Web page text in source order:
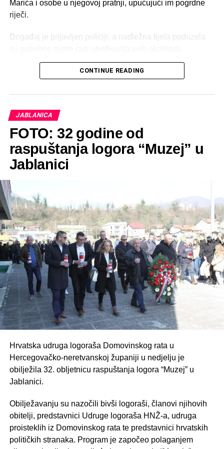
Marića i osobe u njegovoj pratnji, upućujući im pogrdne
riječi.
Događaj je prijavljen policiji, a nadležna tijela poduzela
Prema dodatnim informacijama koje prenosi Bljesak.info,
osoba osumnjičena za verbalni napad pronađena je i
lišena slobode. Glasnogovornica MUP-a Hercegovačko-
neretvanske županije Ilijana Miloš potvrdila je kako je
riječ o osobi inicijala A. G. (1982.). Policijska stanica
Jablanica zaprimila je prijavu oko 12:50 sati da je jedna
osoba iz vozila u pokretu povišenim tonom upućivala
pogrdne i uvredljive riječi katoličkom svećeniku i još
jednoj osobi.
Očevid i daljnje rasvjetljavanje okolnosti događaja su u
tijeku.
“Prije svega, želim pojasniti kako ja osobno, kao domaći
župnik, nisam bio meta spomenutog napada, niti sam
sudjelovao u navedenom incidentu. S obzirom na to da su
pogrešan dojam u javnosti da se radilo o napadu na
jablaničkog župnika, što želim demantirati. Mnoštvo ljudi
sa svih strani su me pozivali kao jablaničkog župnika
misleći da sam doživio napad i verbalno vrijeđanje”
CONTINUE READING
JABLANICA
FOTO: 32 godine od
raspuštanja logora “Muzej” u
Jablanici
Hrvatska udruga logoraša Domovinskog rata u
Hercegovačko-neretvanskoj županiji u nedjelju je
obilježila 32. obljetnicu raspuštanja logora “Muzej” u
Jablanici.
Obilježavanju su nazočili bivši logoraši, članovi njihovih
obitelji, predstavnici Udruge logoraša HNŽ-a, udruga
proisteklih iz Domovinskog rata te predstavnici hrvatskih
političkih stranaka. Program je započeo polaganjem